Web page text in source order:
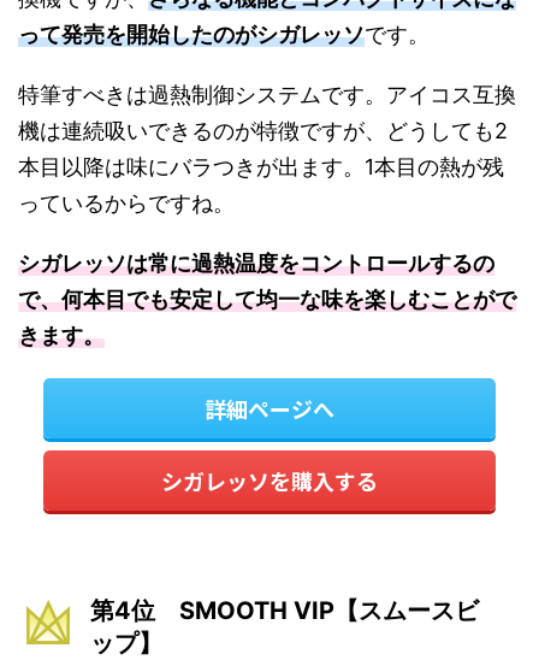
って発売を開始したのがシガレッソです。
特筆すべきは過熱制御システムです。アイコス互換
機は連続吸いできるのが特徴ですが、どうしても2
本目以降は味にバラつきが出ます。1本目の熱が残
っているからですね。
シガレッソは常に過熱温度をコントロールするの
で、何本目でも安定して均一な味を楽しむことがで
きます。
詳細ページへ
シガレッソを購入する
第4位 SMOOTH VIP【スムースビ
ップ】